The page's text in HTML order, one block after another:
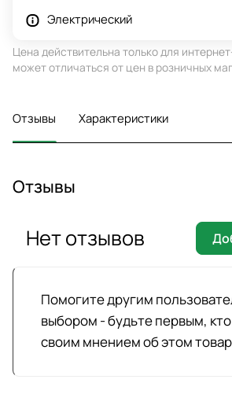
Электрический
Цена действительна только для
может отличаться от цен в розничных
Отзывы Характеристики
Отзывы
Помогите другим
выбором - будьте первым,
своим мнением об этом
Нет отзывов